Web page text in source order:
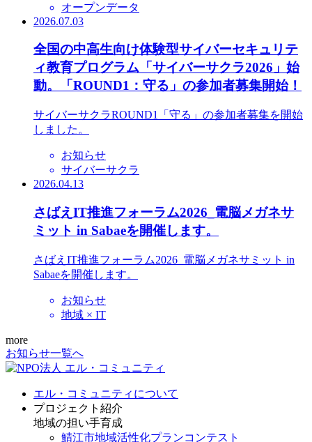
オープンデータ
2026.07.03
全国の中高生向け体験型サイバーセキュリテ
ィ教育プログラム「サイバーサクラ2026」始
動。「ROUND1：守る」の参加者募集開始！
サイバーサクラROUND1「守る」の参加者募集を開始
しました。
お知らせ
サイバーサクラ
2026.04.13
さばえIT推進フォーラム2026_電脳メガネサ
ミット in Sabaeを開催します。
さばえIT推進フォーラム2026_電脳メガネサミット in
Sabaeを開催します。
お知らせ
地域 × IT
more
お知らせ一覧へ
エル・コミュニティについて
プロジェクト紹介
地域の担い手育成
鯖江市地域活性化プランコンテスト